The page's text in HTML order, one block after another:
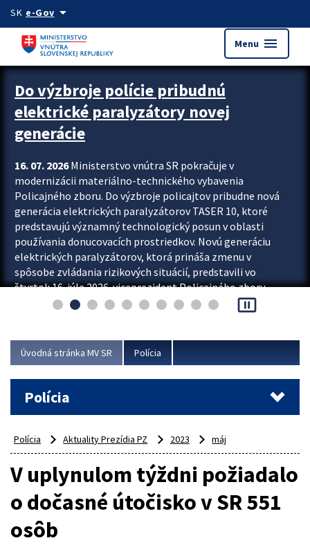
Preskocit na hlavný obsah
SK e-Govarrow_drop_down
Menu menu
Zastavit automatický posun upútavok
Do výzbroje polície pribudnú
elektrické paralyzátory novej
generácie
16. 07. 2026Ministerstvo vnútra SR pokračuje v
modernizácii materiálno-technického vybavenia
Policajného zboru. Do výzbroje policajtov pribudne nová
generácia elektrických paralyzátorov TASER 10, ktoré
predstavujú významný technologický posun v oblasti
používania donucovacích prostriedkov. Novú generáciu
elektrických paralyzátorov, ktorá prináša zmenu v
spôsobe zvládania rizikových situácií, predstavili vo
štvrtok 16. júla 2026 viceprezident Policajného zboru
Rastislav Polakovič a riaditeľ odboru výcviku...
pause_presentation
Úvodná stránka MV SR Polícia
Polícia
Polícia Aktuality Prezídia PZ 2023 máj
V uplynulom týždni požiadalo
o dočasné útočisko v SR 551
osôb